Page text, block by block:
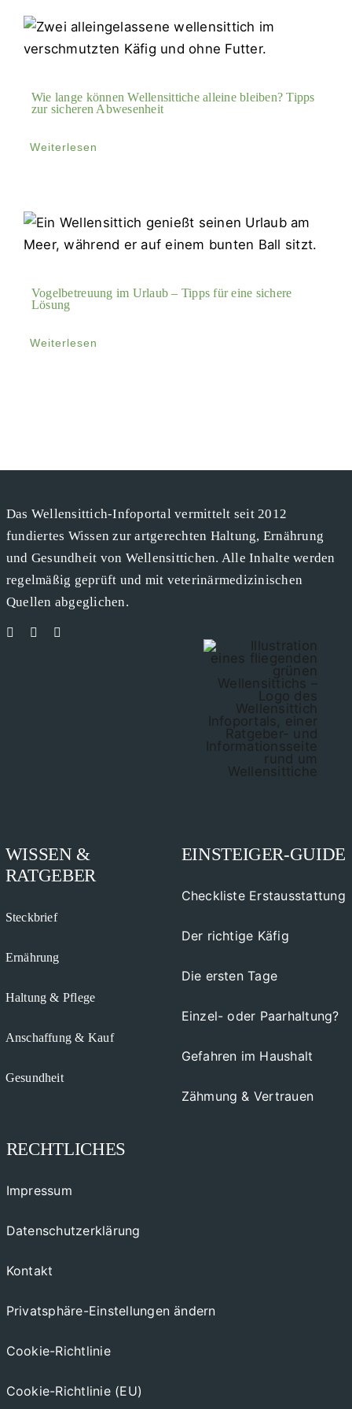
Wie lange können Wellensittiche alleine bleiben? Tipps
zur sicheren Abwesenheit
Weiterlesen
Vogelbetreuung im Urlaub – Tipps für eine sichere
Lösung
Weiterlesen
Das Wellensittich-Infoportal vermittelt seit 2012
fundiertes Wissen zur artgerechten Haltung, Ernährung
und Gesundheit von Wellensittichen. Alle Inhalte werden
regelmäßig geprüft und mit veterinärmedizinischen
Quellen abgeglichen.
WISSEN &
RATGEBER
Steckbrief
Ernährung
Haltung & Pflege
Anschaffung & Kauf
Gesundheit
EINSTEIGER-GUIDE
Checkliste Erstausstattung
Der richtige Käfig
Die ersten Tage
Einzel- oder Paarhaltung?
Gefahren im Haushalt
Zähmung & Vertrauen
RECHTLICHES
Impressum
Datenschutzerklärung
Kontakt
Privatsphäre-Einstellungen ändern
Cookie-Richtlinie
Cookie-Richtlinie (EU)